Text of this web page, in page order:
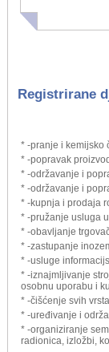
Registrirane
* -pranje i kemijsko
* -popravak
* -održavanje i
* -održavanje i
* -kupnja i prodaja
* -pružanje usluga
* -obavljanje
* -zastupanje
* -usluge
* -iznajmljivanje
osobnu uporabu i
* -čišćenje svih
* -uređivanje i
* -organiziranje
radionica, izložbi,